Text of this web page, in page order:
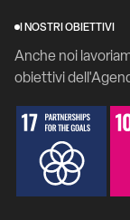
I NOSTRI OBIETTIVI
Anche noi
obiettivi